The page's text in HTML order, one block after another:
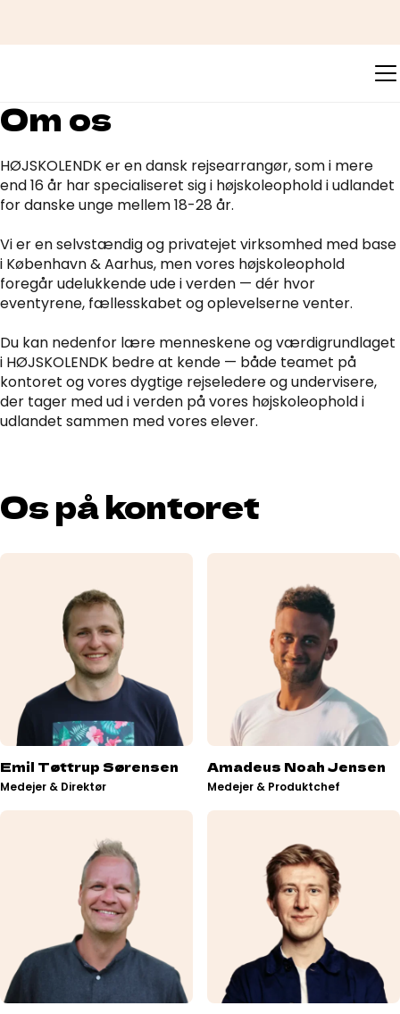
Om os
HØJSKOLENDK er en dansk rejsearrangør, som i mere
end 16 år har specialiseret sig i højskoleophold i udlandet
for danske unge mellem 18-28 år.
Vi er en selvstændig og privatejet virksomhed med base
i København & Aarhus, men vores højskoleophold
foregår udelukkende ude i verden — dér hvor
eventyrene, fællesskabet og oplevelserne venter.
Du kan nedenfor lære menneskene og værdigrundlaget
i HØJSKOLENDK bedre at kende — både teamet på
kontoret og vores dygtige rejseledere og undervisere,
der tager med ud i verden på vores højskoleophold i
udlandet sammen med vores elever.
Os på kontoret
Emil Tøttrup Sørensen
Medejer & Direktør
Amadeus Noah Jensen
Medejer & Produktchef